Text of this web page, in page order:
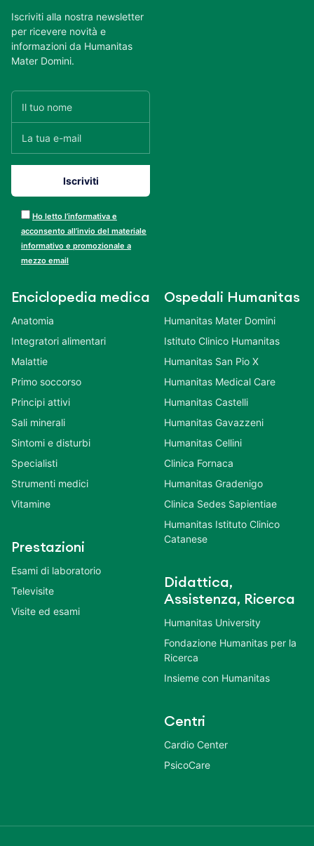
Iscriviti alla nostra newsletter
per ricevere novità e
informazioni da Humanitas
Mater Domini.
Ho letto l’informativa e
acconsento all’invio del materiale
informativo e promozionale a
mezzo email
Enciclopedia medica
Anatomia
Integratori alimentari
Malattie
Primo soccorso
Principi attivi
Sali minerali
Sintomi e disturbi
Specialisti
Strumenti medici
Vitamine
Prestazioni
Esami di laboratorio
Televisite
Visite ed esami
Ospedali Humanitas
Humanitas Mater Domini
Istituto Clinico Humanitas
Humanitas San Pio X
Humanitas Medical Care
Humanitas Castelli
Humanitas Gavazzeni
Humanitas Cellini
Clinica Fornaca
Humanitas Gradenigo
Clinica Sedes Sapientiae
Humanitas Istituto Clinico
Catanese
Didattica,
Assistenza, Ricerca
Humanitas University
Fondazione Humanitas per la
Ricerca
Insieme con Humanitas
Centri
Cardio Center
PsicoCare